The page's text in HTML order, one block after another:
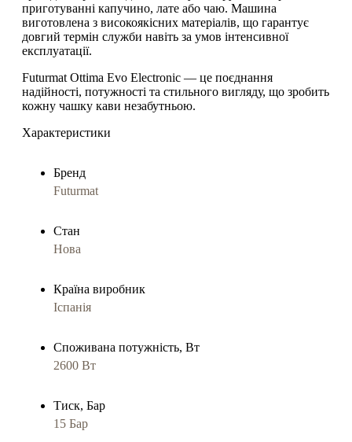
приготуванні капучино, лате або чаю. Машина
виготовлена з високоякісних матеріалів, що гарантує
довгий термін служби навіть за умов інтенсивної
експлуатації.
Futurmat Ottima Evo Electronic — це поєднання
надійності, потужності та стильного вигляду, що зробить
кожну чашку кави незабутньою.
Характеристики
Бренд
Futurmat
Стан
Нова
Країна виробник
Іспанія
Споживана потужність, Вт
2600 Вт
Тиск, Бар
15 Бар